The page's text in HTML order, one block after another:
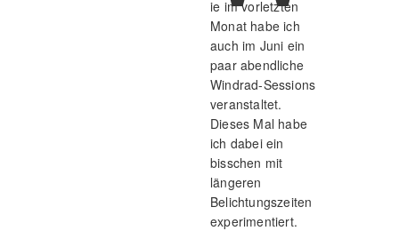
ie im vorletzten
Monat habe ich
auch im Juni ein
paar abendliche
Windrad-Sessions
veranstaltet.
Dieses Mal habe
ich dabei ein
bisschen mit
längeren
Belichtungszeiten
experimentiert.